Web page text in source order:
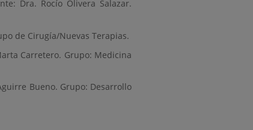
Dra. Rocío Olivera Salazar.
de Cirugía/Nuevas Terapias.
Carretero. Grupo: Medicina
Bueno. Grupo: Desarrollo